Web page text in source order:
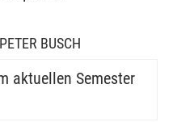
BUSCH
aktuellen Semester